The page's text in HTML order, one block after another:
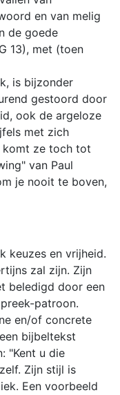
en van melig
de goede
13), met (toen
is bijzonder
gestoord door
ook de argeloze
met zich
komt ze toch tot
van Paul
je nooit te boven,
keuzes en vrijheid.
zal zijn. Zijn
beledigd door een
patroon.
en/of concrete
bijbeltekst
"Kent u die
Zijn stijl is
Een voorbeeld